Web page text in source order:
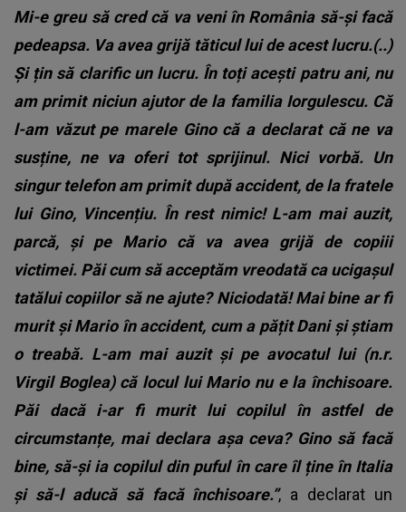
Mi-e greu să cred că va veni în România să-și facă
pedeapsa. Va avea grijă tăticul lui de acest lucru.(..)
Și țin să clarific un lucru. În toți acești patru ani, nu
am primit niciun ajutor de la familia Iorgulescu. Că
l-am văzut pe marele Gino că a declarat că ne va
susține, ne va oferi tot sprijinul. Nici vorbă. Un
singur telefon am primit după accident, de la fratele
lui Gino, Vincențiu. În rest nimic! L-am mai auzit,
parcă, și pe Mario că va avea grijă de copiii
victimei. Păi cum să acceptăm vreodată ca ucigașul
tatălui copiilor să ne ajute? Niciodată! Mai bine ar fi
murit și Mario în accident, cum a pățit Dani și știam
o treabă. L-am mai auzit și pe avocatul lui (n.r.
Virgil Boglea) că locul lui Mario nu e la închisoare.
Păi dacă i-ar fi murit lui copilul în astfel de
circumstanțe, mai declara așa ceva? Gino să facă
bine, să-și ia copilul din puful în care îl ține în Italia
și să-l aducă să facă închisoare.”, a declarat un